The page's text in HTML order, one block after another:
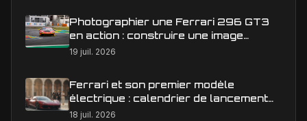
Photographier une Ferrari 296 GT3
en action : construire une image
éditoriale qui raconte la course
19 juil. 2026
Ferrari et son premier modèle
électrique : calendrier de lancement
en Europe
18 juil. 2026